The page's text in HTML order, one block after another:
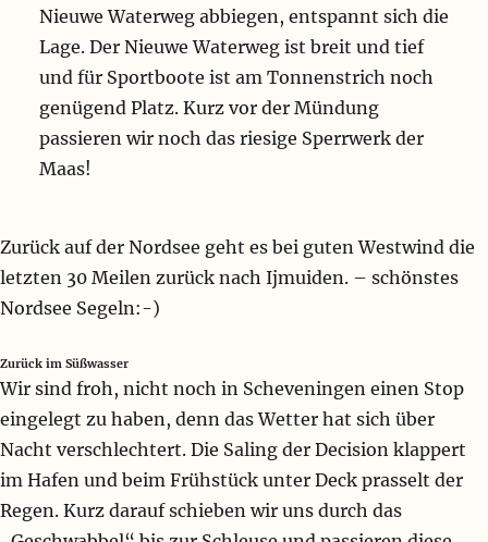
Nieuwe Waterweg abbiegen, entspannt sich die
Lage. Der Nieuwe Waterweg ist breit und tief
und für Sportboote ist am Tonnenstrich noch
genügend Platz. Kurz vor der Mündung
passieren wir noch das riesige Sperrwerk der
Maas!
Zurück auf der Nordsee geht es bei guten Westwind die
letzten 30 Meilen zurück nach Ijmuiden. – schönstes
Nordsee Segeln:-)
Zurück im Süßwasser
Wir sind froh, nicht noch in Scheveningen einen Stop
eingelegt zu haben, denn das Wetter hat sich über
Nacht verschlechtert. Die Saling der Decision klappert
im Hafen und beim Frühstück unter Deck prasselt der
Regen. Kurz darauf schieben wir uns durch das